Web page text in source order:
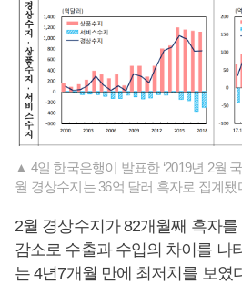
▲ 4일 한국은행이 발표한 ‘2019년 2월
월 경상수지는 36억 달러 흑자로 집계됐
2월 경상수지가 82개월째 흑자
감소로 수출과 수입의 차이를 나
는 4년7개월 만에 최저치를 보였